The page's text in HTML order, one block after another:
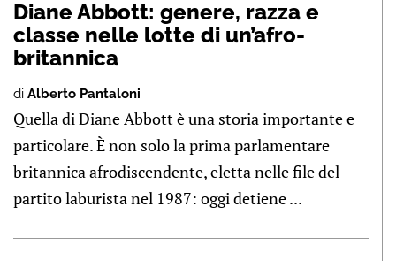
Diane Abbott: genere, razza e
classe nelle lotte di un’afro-
britannica
di Alberto Pantaloni
Quella di Diane Abbott è una storia importante e
particolare. È non solo la prima parlamentare
britannica afrodiscendente, eletta nelle file del
partito laburista nel 1987: oggi detiene ...